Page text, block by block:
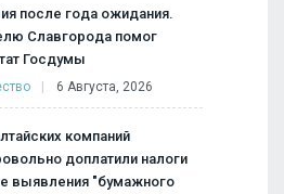
после года ожидания.
Славгорода помог
Госдумы
6 Августа, 2026
компаний
доплатили налоги
выявления "бумажного